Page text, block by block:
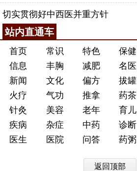
切实贯彻好中西医并重方针
站内直通车
首页 常识 特色 保健
信息
丰胸 减肥 名医
新闻
文化 偏方 拔罐
火疗
气功 推拿 药茶
针灸
美容 老年 育儿
疾病
杂症 中药 诊断
医生
医院 问答 药粥
返回顶部